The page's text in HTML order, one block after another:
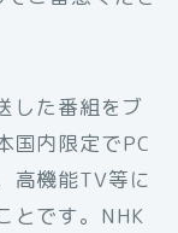
した番組をブ
国内限定でPC
高機能TV等に
とです。NHK